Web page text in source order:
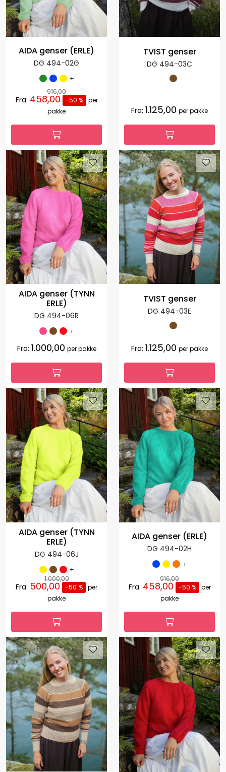
AIDA genser (ERLE)
DG 494-02G
+
916,00
Fra: 458,00 -50 %
per
pakke
TVIST genser
DG 494-03C
Fra: 1.125,00 per pakke
AIDA genser (TYNN
ERLE)
DG 494-06R
+
Fra: 1.000,00 per pakke
TVIST genser
DG 494-03E
Fra: 1.125,00 per pakke
AIDA genser (TYNN
ERLE)
DG 494-06J
+
1.000,00
Fra: 500,00 -50 % per
pakke
AIDA genser (ERLE)
DG 494-02H
+
916,00
Fra: 458,00 -50 %
per
pakke